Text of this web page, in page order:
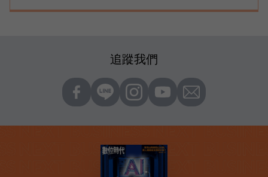
追蹤我們